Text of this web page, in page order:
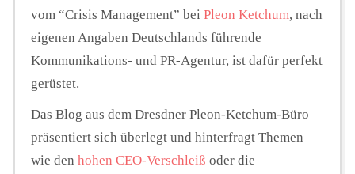
FUNKTURM-Beiträge
Podcast
Seminare
vom “Crisis Management” bei Pleon Ketchum, nach
eigenen Angaben Deutschlands führende
Kommunikations- und PR-Agentur, ist dafür perfekt
gerüstet.
Das Blog aus dem Dresdner Pleon-Ketchum-Büro
präsentiert sich überlegt und hinterfragt Themen
wie den hohen CEO-Verschleiß oder die